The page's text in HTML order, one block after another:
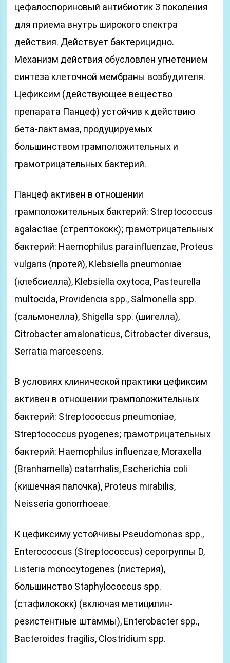
цефалоспориновый антибиотик 3 поколения
для приема внутрь широкого спектра
действия. Действует бактерицидно.
Механизм действия обусловлен угнетением
синтеза клеточной мембраны возбудителя.
Цефиксим (действующее вещество
препарата Панцеф) устойчив к действию
бета-лактамаз, продуцируемых
большинством грамположительных и
грамотрицательных бактерий.
Панцеф активен в отношении
грамположительных бактерий: Streptococcus
agalactiae (стрептококк); грамотрицательных
бактерий: Haemophilus parainfluenzae, Proteus
vulgaris (протей), Klebsiella pneumoniae
(клебсиелла), Klebsiella oxytoca, Pasteurella
multocida, Providencia spp., Salmonella spp.
(сальмонелла), Shigella spp. (шигелла),
Citrobacter amalonaticus, Citrobacter diversus,
Serratia marcescens.
В условиях клинической практики цефиксим
активен в отношении грамположительных
бактерий: Streptococcus pneumoniae,
Streptococcus pyogenes; грамотрицательных
бактерий: Haemophilus influenzae, Moraxella
(Branhamella) catarrhalis, Escherichia coli
(кишечная палочка), Proteus mirabilis,
Neisseria gonorrhoeae.
К цефиксиму устойчивы Pseudomonas spp.,
Enterococcus (Streptococcus) серогруппы D,
Listeria monocytogenes (листерия),
большинство Staphylococcus spp.
(стафилококк) (включая метицилин-
резистентные штаммы), Enterobacter spp.,
Bacteroides fragilis, Clostridium spp.